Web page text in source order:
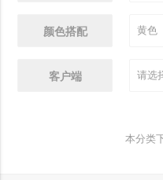
颜色搭配
客户端
本分类